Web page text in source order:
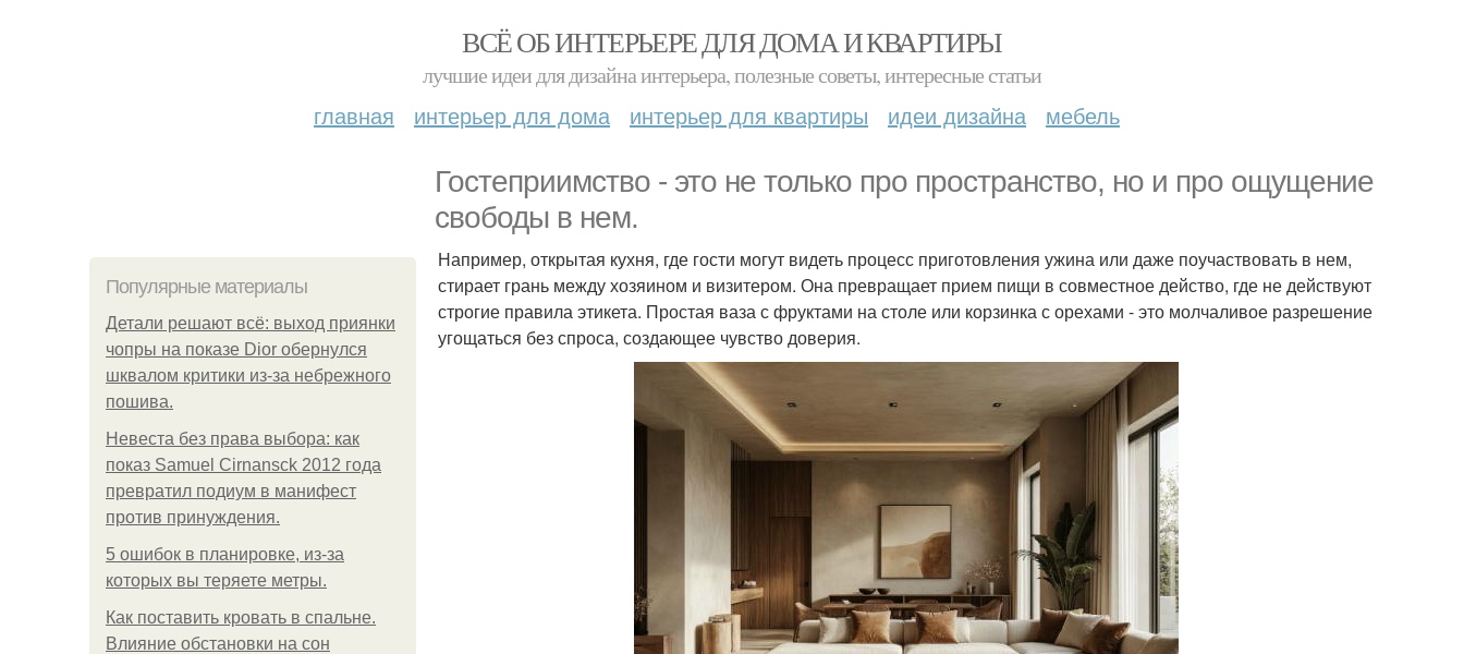
ВСЁ ОБ ИНТЕРЬЕРЕ ДЛЯ ДОМА И КВАРТИРЫ
лучшие идеи для дизайна интерьера, полезные советы, интересные статьи
главная интерьер для дома интерьер для квартиры идеи дизайна мебель
Гостеприимство - это не только про пространство, но и про ощущение
свободы в нем.
Популярные материалы
Детали решают всё: выход приянки
чопры на показе Dior обернулся
шквалом критики из-за небрежного
пошива.
Невеста без права выбора: как
показ Samuel Cirnansck 2012 года
превратил подиум в манифест
против принуждения.
5 ошибок в планировке, из-за
которых вы теряете метры.
Как поставить кровать в спальне.
Влияние обстановки на сон
Например, открытая кухня, где гости могут видеть процесс приготовления ужина или даже поучаствовать в нем,
стирает грань между хозяином и визитером. Она превращает прием пищи в совместное действо, где не действуют
строгие правила этикета. Простая ваза с фруктами на столе или корзинка с орехами - это молчаливое разрешение
угощаться без спроса, создающее чувство доверия.